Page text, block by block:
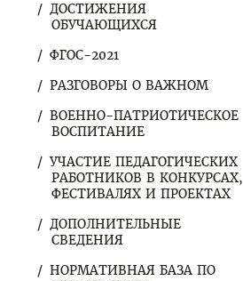
ДОСТИЖЕНИЯ
ОБУЧАЮЩИХСЯ
ФГОС-2021
РАЗГОВОРЫ О ВАЖНОМ
ВОЕННО-ПАТРИОТИЧЕСКОЕ
ВОСПИТАНИЕ
УЧАСТИЕ ПЕДАГОГИЧЕСКИХ
РАБОТНИКОВ В КОНКУРСАХ,
ФЕСТИВАЛЯХ И ПРОЕКТАХ
ДОПОЛНИТЕЛЬНЫЕ
СВЕДЕНИЯ
НОРМАТИВНАЯ БАЗА ПО